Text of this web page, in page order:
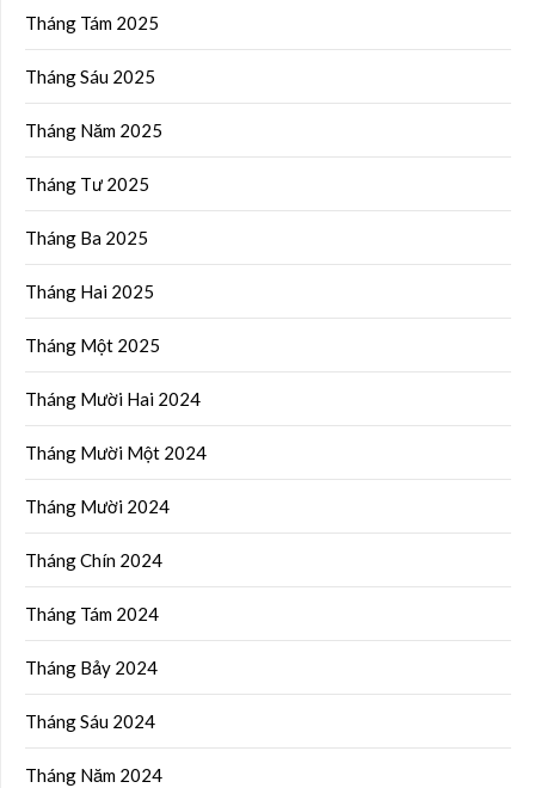
Tháng Tám 2025
Tháng Sáu 2025
Tháng Năm 2025
Tháng Tư 2025
Tháng Ba 2025
Tháng Hai 2025
Tháng Một 2025
Tháng Mười Hai 2024
Tháng Mười Một 2024
Tháng Mười 2024
Tháng Chín 2024
Tháng Tám 2024
Tháng Bảy 2024
Tháng Sáu 2024
Tháng Năm 2024